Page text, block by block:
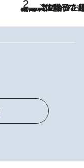
2026.8.5
【阿川佐和子さんの年とる力】なぜ70代で始めた趣味は“こんなに楽しい”のか？ ピアノ、俳句…スランプに陥っても続けられる“ある秘訣”とは